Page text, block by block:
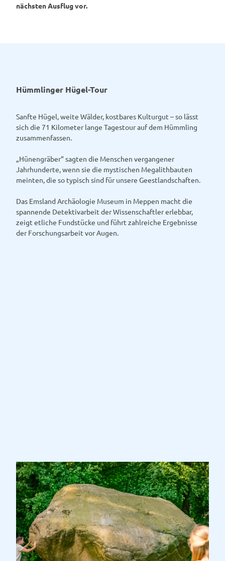
nächsten Ausflug vor.
Hümmlinger Hügel-Tour
Sanfte Hügel, weite Wälder, kostbares Kulturgut – so lässt
sich die 71 Kilometer lange Tagestour auf dem Hümmling
zusammenfassen.
„Hünengräber“ sagten die Menschen vergangener
Jahrhunderte, wenn sie die mystischen Megalithbauten
meinten, die so typisch sind für unsere Geestlandschaften.
Das Emsland Archäologie Museum in Meppen macht die
spannende Detektivarbeit der Wissenschaftler erlebbar,
zeigt etliche Fundstücke und führt zahlreiche Ergebnisse
der Forschungsarbeit vor Augen.